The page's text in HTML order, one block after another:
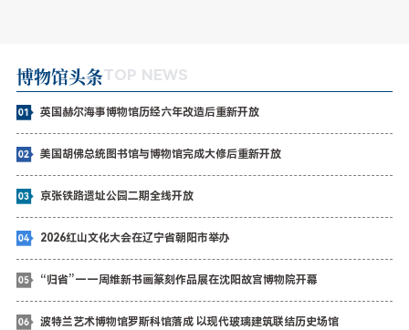
博物馆头条TOP NEWS
英国赫尔海事博物馆历经六年改造后重新开放
美国胡佛总统图书馆与博物馆完成大修后重新开放
京张铁路遗址公园二期全线开放
2026红山文化大会在辽宁省朝阳市举办
“归省”——周维新书画篆刻作品展在沈阳故宫博物院开幕
波特兰艺术博物馆罗斯科馆落成 以现代玻璃建筑联结历史场馆